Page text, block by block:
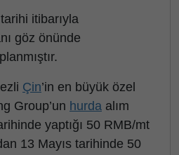
itibarıyla
göz önünde
Çin’in en büyük özel
Group’un hurda alım
yaptığı 50 RMB/mt
13 Mayıs tarihinde 50